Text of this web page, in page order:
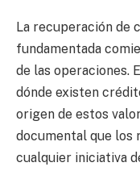
La recuperación
fundamentada
de las operaciones.
dónde existen
origen de estos
documental que los
cualquier iniciativa